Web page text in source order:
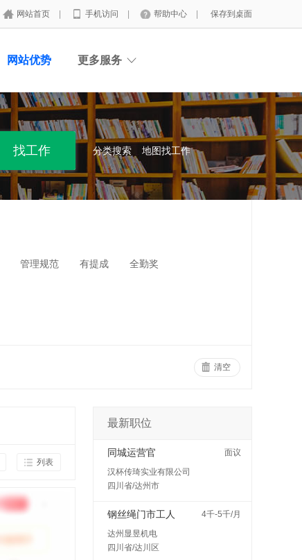
网站首页 手机访问 帮助中心 保存到桌面
网站优势 更多服务
分类搜索 地图找工作
管理规范 有提成 全勤奖
清空
列表
最新职位
同城运营官
面议
汉杯传琦实业有限公司
四川省/达州市
钢丝绳门市工人
4千-5千/月
达州显昱机电
四川省/达川区